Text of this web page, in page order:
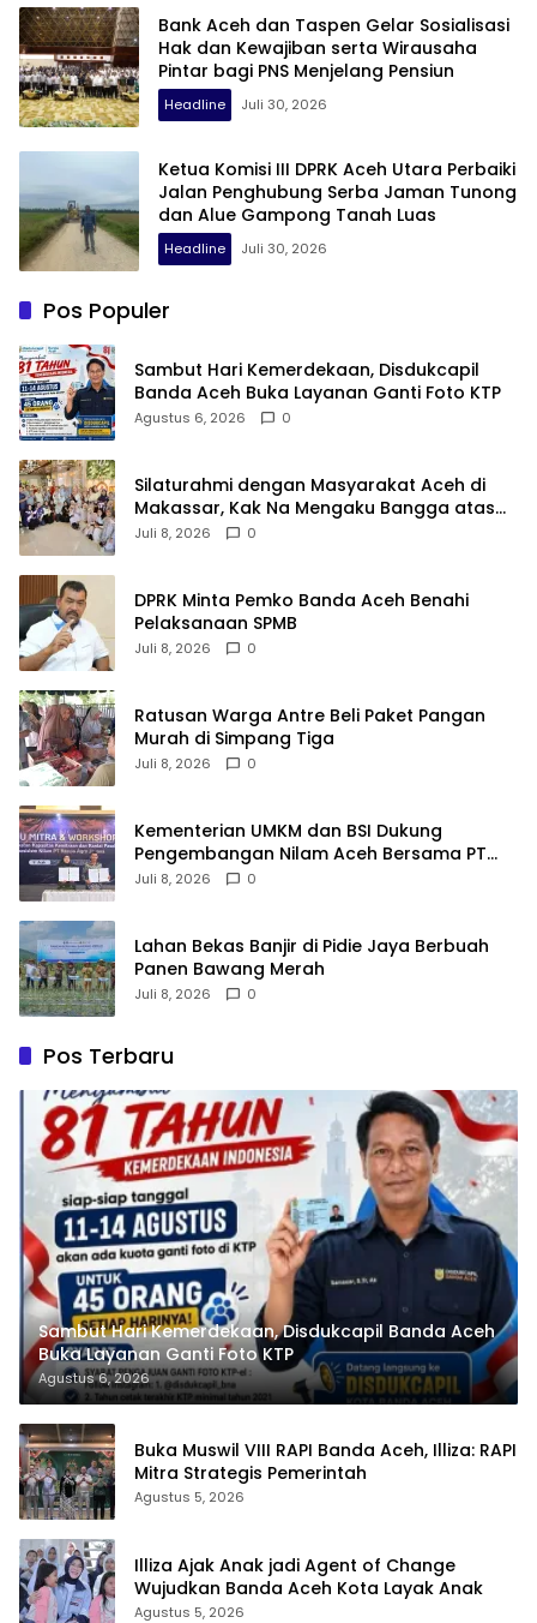
Bank Aceh dan Taspen Gelar Sosialisasi
Hak dan Kewajiban serta Wirausaha
Pintar bagi PNS Menjelang Pensiun
Headline Juli 30, 2026
Ketua Komisi III DPRK Aceh Utara Perbaiki
Jalan Penghubung Serba Jaman Tunong
dan Alue Gampong Tanah Luas
Headline Juli 30, 2026
Pos Populer
Sambut Hari Kemerdekaan, Disdukcapil
Banda Aceh Buka Layanan Ganti Foto KTP
Agustus 6, 2026 0
Silaturahmi dengan Masyarakat Aceh di
Makassar, Kak Na Mengaku Bangga atas
Kekompakan Perantau Aceh
Juli 8, 2026 0
DPRK Minta Pemko Banda Aceh Benahi
Pelaksanaan SPMB
Juli 8, 2026 0
Ratusan Warga Antre Beli Paket Pangan
Murah di Simpang Tiga
Juli 8, 2026 0
Kementerian UMKM dan BSI Dukung
Pengembangan Nilam Aceh Bersama PT
Razma Agro Jayana
Juli 8, 2026 0
Lahan Bekas Banjir di Pidie Jaya Berbuah
Panen Bawang Merah
Juli 8, 2026 0
Pos Terbaru
Sambut Hari Kemerdekaan, Disdukcapil Banda Aceh
Buka Layanan Ganti Foto KTP
Agustus 6, 2026
Buka Muswil VIII RAPI Banda Aceh, Illiza: RAPI
Mitra Strategis Pemerintah
Agustus 5, 2026
Illiza Ajak Anak jadi Agent of Change
Wujudkan Banda Aceh Kota Layak Anak
Agustus 5, 2026